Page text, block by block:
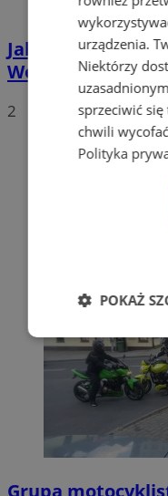
Jak uzyskać
Wodzisławiu?
2
Grupa
urządzenia.
Niektórzy
sprzeciwić
chwili
Polityka
POKAŻ